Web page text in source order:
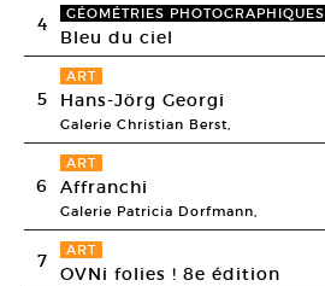
4 GÉOMÉTRIES PHOTOGRAPHIQUES
Bleu du ciel
5
ART
Hans-Jörg Georgi
Galerie Christian Berst,
6
ART
Affranchi
Galerie Patricia Dorfmann,
7 ART
OVNi folies ! 8e édition